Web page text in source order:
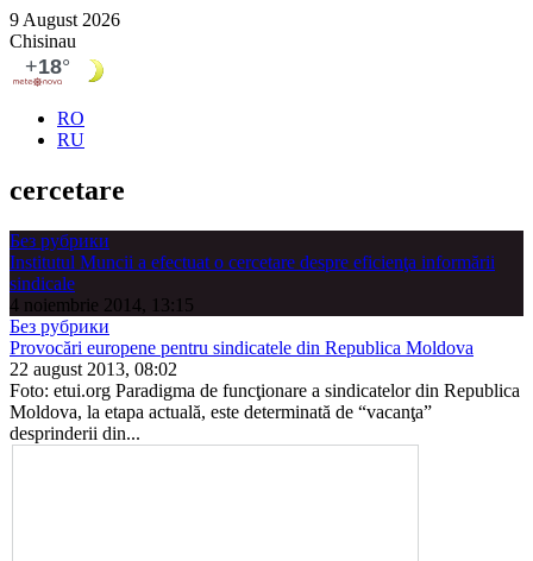
9 August 2026
Chisinau
RO
RU
cercetare
Без рубрики
Institutul Muncii a efectuat o cercetare despre eficienţa informării
sindicale
4 noiembrie 2014, 13:15
Без рубрики
Provocări europene pentru sindicatele din Republica Moldova
22 august 2013, 08:02
Foto: etui.org Paradigma de funcţio­nare a sindicatelor din Republica
Moldova, la etapa actuală, este de­terminată de “vacanţa”
desprinderii din...